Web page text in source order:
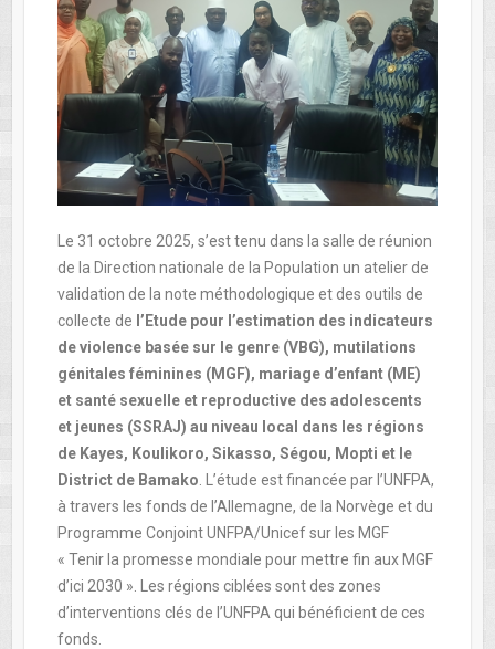
Le 31 octobre 2025, s’est tenu dans la salle de réunion
de la Direction nationale de la Population un atelier de
validation de la note méthodologique et des outils de
collecte de l’Etude pour l’estimation des indicateurs
de violence basée sur le genre (VBG), mutilations
génitales féminines (MGF), mariage d’enfant (ME)
et santé sexuelle et reproductive des adolescents
et jeunes (SSRAJ) au niveau local dans les régions
de Kayes, Koulikoro, Sikasso, Ségou, Mopti et le
District de Bamako . L’étude est financée par l’UNFPA,
à travers les fonds de l’Allemagne, de la Norvège et du
Programme Conjoint UNFPA/Unicef sur les MGF
« Tenir la promesse mondiale pour mettre fin aux MGF
d’ici 2030 ». Les régions ciblées sont des zones
d’interventions clés de l’UNFPA qui bénéficient de ces
fonds.